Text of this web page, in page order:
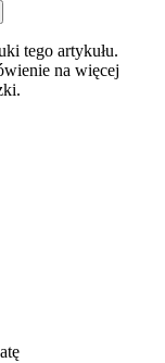
tego artykułu.
na więcej